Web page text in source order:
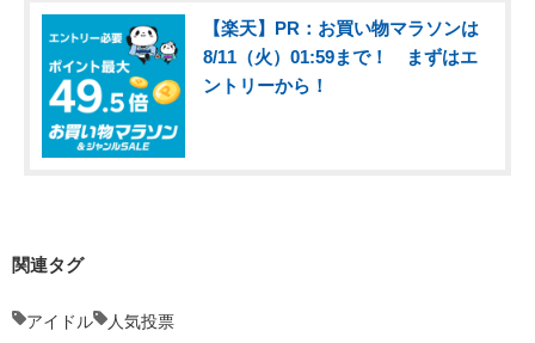
【楽天】PR：お買い物マラソンは
8/11（火）01:59まで！ まずはエ
ントリーから！
関連タグ
アイドル 人気投票